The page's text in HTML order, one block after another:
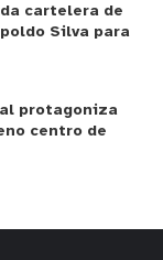
cartelera de
Silva para
protagoniza
centro de